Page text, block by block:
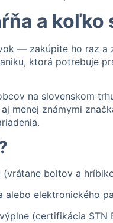
a koľko
— zakúpite ho raz a
ktorá potrebuje
na slovenskom
aj menej známymi
boltov a
elektronického
(certifikácia STN